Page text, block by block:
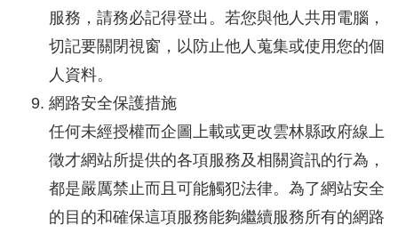
服務，請務必記得登出。若您與他人共用電腦，
切記要關閉視窗，以防止他人蒐集或使用您的個
人資料。
網路安全保護措施
任何未經授權而企圖上載或更改雲林縣政府線上
徵才網站所提供的各項服務及相關資訊的行為，
都是嚴厲禁止而且可能觸犯法律。為了網站安全
的目的和確保這項服務能夠繼續服務所有的網路